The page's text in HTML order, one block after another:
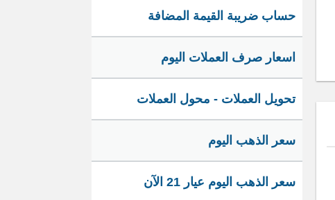
حساب ضريبة القيمة المضافة
اسعار صرف العملات اليوم
تحويل العملات - محول العملات
سعر الذهب اليوم
سعر الذهب اليوم عيار 21 الآن